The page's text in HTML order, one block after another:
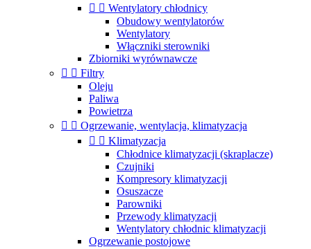
  Wentylatory chłodnicy
Obudowy wentylatorów
Wentylatory
Włączniki sterowniki
Zbiorniki wyrównawcze
  Filtry
Oleju
Paliwa
Powietrza
  Ogrzewanie, wentylacja, klimatyzacja
  Klimatyzacja
Chłodnice klimatyzacji (skraplacze)
Czujniki
Kompresory klimatyzacji
Osuszacze
Parowniki
Przewody klimatyzacji
Wentylatory chłodnic klimatyzacji
Ogrzewanie postojowe